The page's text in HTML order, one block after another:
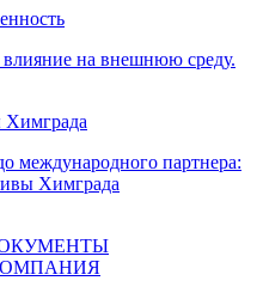
на внешнюю среду.
Химграда
международного партнера:
Химграда